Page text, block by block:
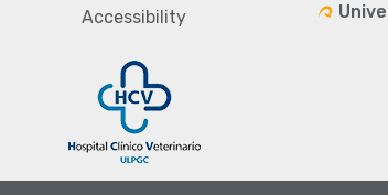
Accessibility